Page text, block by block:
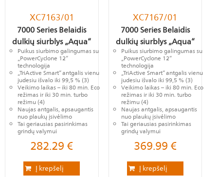
XC7163/01
7000 Series Belaidis
dulkių siurblys „Aqua“
Puikus siurbimo galingumas su
„PowerCyclone 12“
technologija
„TriActive Smart“ antgalis vienu
judesiu išvalo iki 99,5 % (3)
Veikimo laikas – iki 80 min. Eco
režimas ir iki 30 min. turbo
režimu (4)
Naujas antgalis, apsaugantis
nuo plaukų įsivėlimo
Tai geriausias pasirinkimas
grindų valymui
282.29€
Į krepšelį
XC7167/01
7000 Series Belaidis
dulkių siurblys „Aqua“
Puikus siurbimo galingumas su
„PowerCyclone 12“
technologija
„TriActive Smart“ antgalis vienu
judesiu išvalo iki 99,5 % (3)
Veikimo laikas – iki 80 min. Eco
režimas ir iki 30 min. turbo
režimu (4)
Naujas antgalis, apsaugantis
nuo plaukų įsivėlimo
Tai geriausias pasirinkimas
grindų valymui
369.99€
Į krepšelį